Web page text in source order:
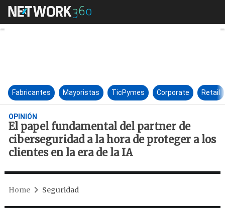
El papel fundamental del
Fabricantes Mayoristas TicPymes Corporate Retail
OPINIÓN
El papel fundamental del partner de
ciberseguridad a la hora de proteger a los
clientes en la era de la IA
Home Seguridad